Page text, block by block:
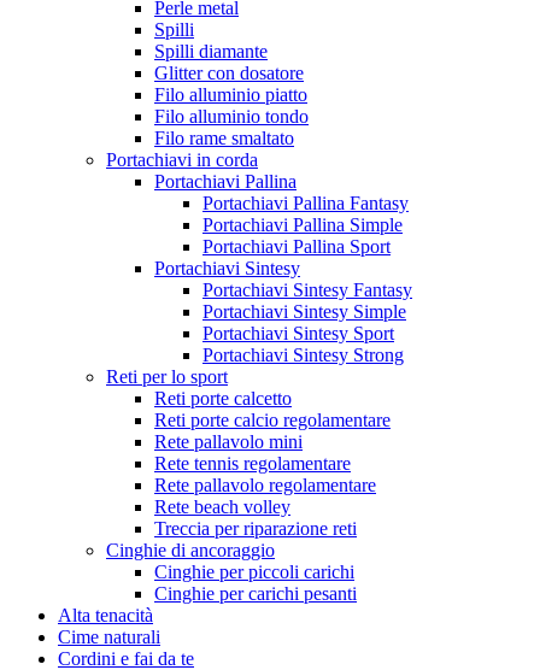
Perle metal
Spilli
Spilli diamante
Glitter con dosatore
Filo alluminio piatto
Filo alluminio tondo
Filo rame smaltato
Portachiavi in corda
Portachiavi Pallina
Portachiavi Pallina Fantasy
Portachiavi Pallina Simple
Portachiavi Pallina Sport
Portachiavi Sintesy
Portachiavi Sintesy Fantasy
Portachiavi Sintesy Simple
Portachiavi Sintesy Sport
Portachiavi Sintesy Strong
Reti per lo sport
Reti porte calcetto
Reti porte calcio regolamentare
Rete pallavolo mini
Rete tennis regolamentare
Rete pallavolo regolamentare
Rete beach volley
Treccia per riparazione reti
Cinghie di ancoraggio
Cinghie per piccoli carichi
Cinghie per carichi pesanti
Alta tenacità
Cime naturali
Cordini e fai da te